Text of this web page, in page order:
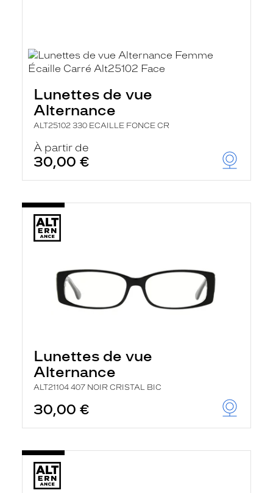
Lunettes de vue
Alternance
ALT25102 330 ECAILLE FONCE CR
À partir de
30,00 €
Lunettes de vue
Alternance
ALT21104 407 NOIR CRISTAL BIC
30,00 €